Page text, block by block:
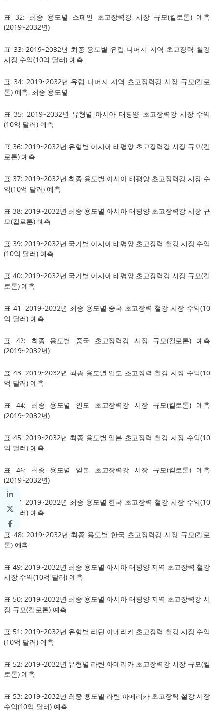
표 32: 최종 용도별 스페인 초고장력강 시장 규모(킬로톤) 예측
(2019~2032년)
표 33: 2019~2032년 최종 용도별 유럽 나머지 지역 초고장력 철강
시장 수익(10억 달러) 예측
표 34: 2019~2032년 유럽 나머지 지역 초고장력강 시장 규모(킬로
톤) 예측, 최종 용도별
표 35: 2019~2032년 유형별 아시아 태평양 초고장력강 시장 수익
(10억 달러) 예측
표 36: 2019~2032년 유형별 아시아 태평양 초고장력강 시장 규모(킬
로톤) 예측
표 37: 2019~2032년 최종 용도별 아시아 태평양 초고장력강 시장 수
익(10억 달러) 예측
표 38: 2019~2032년 최종 용도별 아시아 태평양 초고장력강 시장 규
모(킬로톤) 예측
표 39: 2019~2032년 국가별 아시아 태평양 초고장력 철강 시장 수익
(10억 달러) 예측
표 40: 2019~2032년 국가별 아시아 태평양 초고장력강 시장 규모(킬
로톤) 예측
표 41: 2019~2032년 최종 용도별 중국 초고장력 철강 시장 수익(10
억 달러) 예측
표 42: 최종 용도별 중국 초고장력강 시장 규모(킬로톤) 예측
(2019~2032년)
표 43: 2019~2032년 최종 용도별 인도 초고장력 철강 시장 수익(10
억 달러) 예측
표 44: 최종 용도별 인도 초고장력강 시장 규모(킬로톤) 예측
(2019~2032년)
표 45: 2019~2032년 최종 용도별 일본 초고장력 철강 시장 수익(10
억 달러) 예측
표 46: 최종 용도별 일본 초고장력강 시장 규모(킬로톤) 예측
(2019~2032년)
표 47: 2019~2032년 최종 용도별 한국 초고장력 철강 시장 수익(10
억 달러) 예측
표 48: 2019~2032년 최종 용도별 한국 초고장력강 시장 규모(킬로
톤) 예측
표 49: 2019~2032년 최종 용도별 아시아 태평양 지역 초고장력 철강
시장 수익(10억 달러) 예측
표 50: 2019~2032년 최종 용도별 아시아 태평양 지역 초고장력강 시
장 규모(킬로톤) 예측
표 51: 2019~2032년 유형별 라틴 아메리카 초고장력 철강 시장 수익
(10억 달러) 예측
표 52: 2019~2032년 유형별 라틴 아메리카 초고장력강 시장 규모(킬
로톤) 예측
표 53: 2019~2032년 최종 용도별 라틴 아메리카 초고장력 철강 시장
수익(10억 달러) 예측